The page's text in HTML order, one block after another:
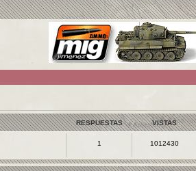
RESPUESTAS VISTAS
1 1012430